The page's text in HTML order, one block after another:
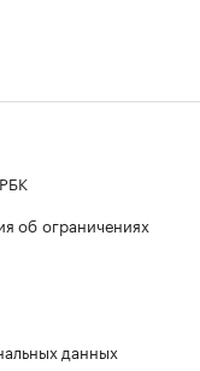
об ограничениях
данных